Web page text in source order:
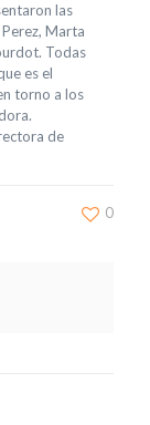
las
Marta
Todas
es el
torno a los
de
0